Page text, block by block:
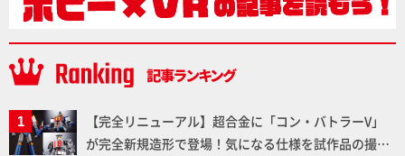
【完全リニューアル】超合金に「コン・バトラーV」
が完全新規造形で登場！気になる仕様を試作品の撮り